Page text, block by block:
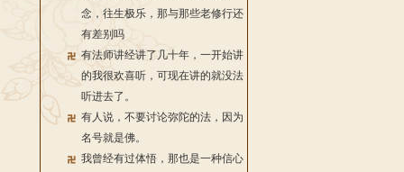
念，往生极乐，那与那些老修行还
有差别吗
有法师讲经讲了几十年，一开始讲
的我很欢喜听，可现在讲的就没法
听进去了。
有人说，不要讨论弥陀的法，因为
名号就是佛。
我曾经有过体悟，那也是一种信心